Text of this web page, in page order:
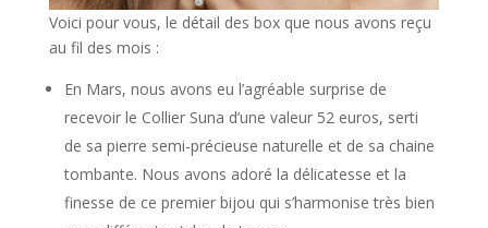
Voici pour vous, le détail des box que nous avons reçu
au fil des mois :
En Mars, nous avons eu l’agréable surprise de
recevoir le Collier Suna d’une valeur 52 euros, serti
de sa pierre semi-précieuse naturelle et de sa chaine
tombante. Nous avons adoré la délicatesse et la
finesse de ce premier bijou qui s’harmonise très bien